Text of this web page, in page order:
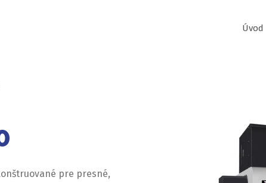
Úvod
pre presné,